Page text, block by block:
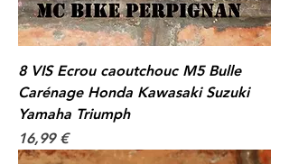
8 VIS Ecrou caoutchouc M5 Bulle
Carénage Honda Kawasaki Suzuki
Yamaha Triumph
Prix
16,99 €